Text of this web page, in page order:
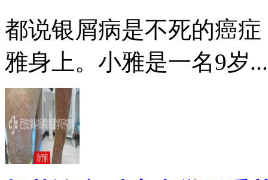
都说银屑病是不死的癌
雅身上。小雅是一名9岁...